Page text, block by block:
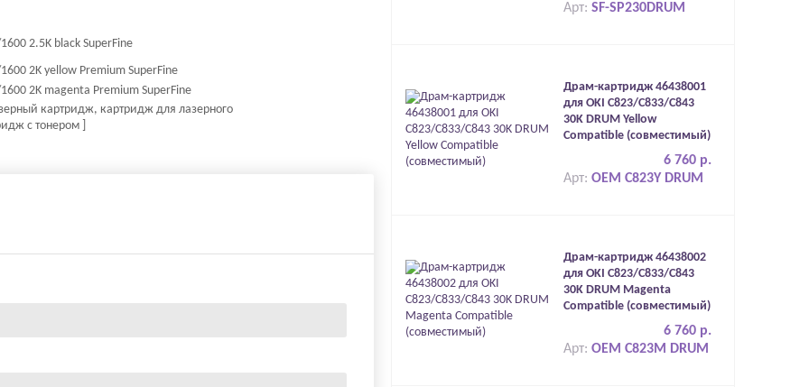
2.5K black SuperFine
2K yellow Premium SuperFine
2K magenta Premium SuperFine
картридж, картридж для лазерного
с тонером ]
Арт: SF-SP230DRUM
Драм-картридж 46438001
для OKI C823/C833/C843
30K DRUM Yellow
Compatible (совместимый)
6 760 р.
Арт: OEM C823Y DRUM
Драм-картридж 46438002
для OKI C823/C833/C843
30K DRUM Magenta
Compatible (совместимый)
6 760 р.
Арт: OEM C823M DRUM